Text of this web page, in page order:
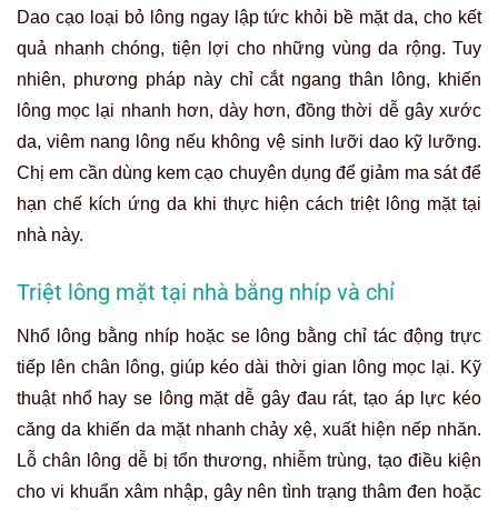
Dao cạo loại bỏ lông ngay lập tức khỏi bề mặt da, cho kết
quả nhanh chóng, tiện lợi cho những vùng da rộng. Tuy
nhiên, phương pháp này chỉ cắt ngang thân lông, khiến
lông mọc lại nhanh hơn, dày hơn, đồng thời dễ gây xước
da, viêm nang lông nếu không vệ sinh lưỡi dao kỹ lưỡng.
Chị em cần dùng kem cạo chuyên dụng để giảm ma sát để
hạn chế kích ứng da khi thực hiện cách triệt lông mặt tại
nhà này.
Triệt lông mặt tại nhà bằng nhíp và chỉ
Nhổ lông bằng nhíp hoặc se lông bằng chỉ tác động trực
tiếp lên chân lông, giúp kéo dài thời gian lông mọc lại. Kỹ
thuật nhổ hay se lông mặt dễ gây đau rát, tạo áp lực kéo
căng da khiến da mặt nhanh chảy xệ, xuất hiện nếp nhăn.
Lỗ chân lông dễ bị tổn thương, nhiễm trùng, tạo điều kiện
cho vi khuẩn xâm nhập, gây nên tình trạng thâm đen hoặc